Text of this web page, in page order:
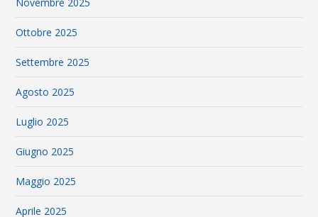
Ottobre 2025
Settembre 2025
Agosto 2025
Luglio 2025
Giugno 2025
Maggio 2025
Aprile 2025